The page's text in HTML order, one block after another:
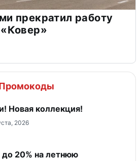
прекратил работу
Новая коллекция!
2026
20% на летнюю